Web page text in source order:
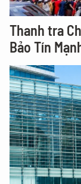
Thanh tra
Bảo Tín